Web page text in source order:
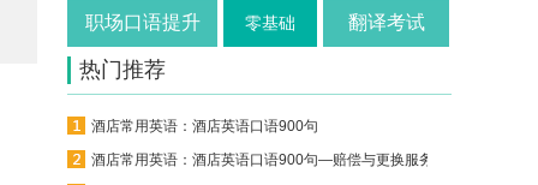
职场口语提升 零基础 翻译考试
热门推荐
酒店常用英语：酒店英语口语900句